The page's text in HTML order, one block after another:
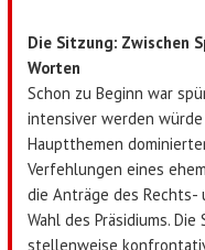
Die Sitzung: Zwischen
Worten
Schon zu Beginn war
intensiver werden würde
Hauptthemen
Verfehlungen eines
die Anträge des Rechts-
Wahl des Präsidiums.
stellenweise